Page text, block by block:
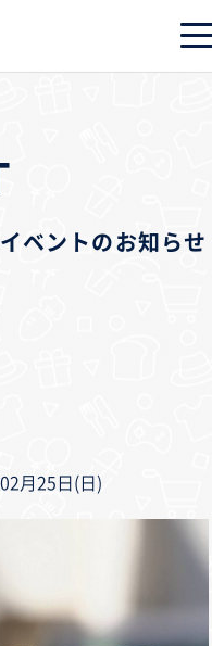
ベントのお知らせ
月25日(日)